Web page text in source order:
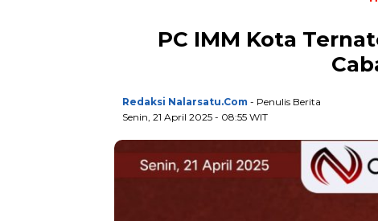
PC IMM Kota
Redaksi Nalarsatu.com - Penulis Berita
Senin, 21 April 2025 - 08:55 WIT